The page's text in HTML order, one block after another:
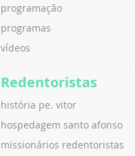
programação
programas
vídeos
Redentoristas
história pe. vitor
hospedagem santo afonso
missionários redentoristas